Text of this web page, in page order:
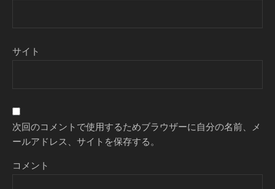
サイト
次回のコメントで使用するためブラウザーに自分の名前、メ
ールアドレス、サイトを保存する。
コメント